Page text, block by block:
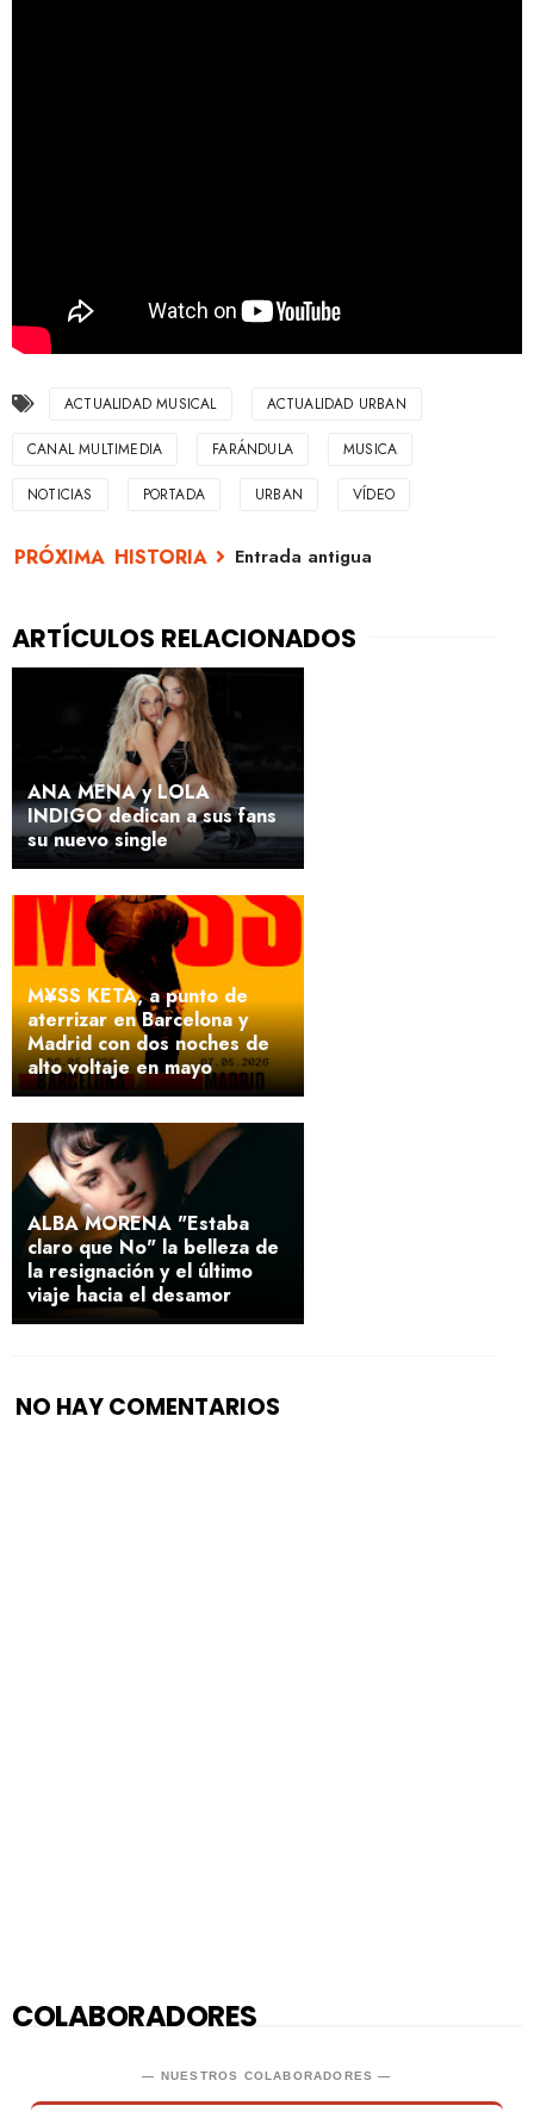
ACTUALIDAD MUSICAL ACTUALIDAD URBAN
CANAL MULTIMEDIA FARÁNDULA MUSICA
NOTICIAS PORTADA URBAN VÍDEO
Entrada antigua
ANA MENA y LOLA
INDIGO dedican a sus fans
su nuevo single
M¥SS KETA, a punto de
aterrizar en Barcelona y
Madrid con dos noches de
alto voltaje en mayo
ALBA MORENA "Estaba
claro que No" la belleza de
la resignación y el último
viaje hacia el desamor
NO HAY COMENTARIOS
COLABORADORES
— NUESTROS COLABORADORES —